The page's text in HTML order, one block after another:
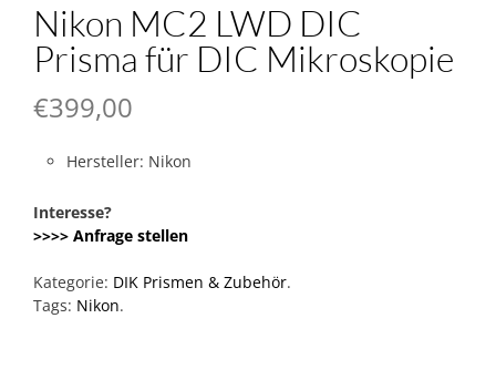
Nikon MC2 LWD DIC
Prisma für DIC Mikroskopie
€399,00
Hersteller: Nikon
Interesse?
>>>> Anfrage stellen
Kategorie: DIK Prismen & Zubehör.
Tags: Nikon.